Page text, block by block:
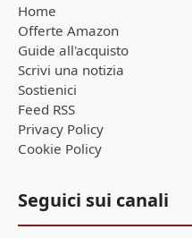
Home
Offerte Amazon
Guide all'acquisto
Scrivi una notizia
Sostienici
Feed RSS
Privacy Policy
Cookie Policy
Seguici sui canali